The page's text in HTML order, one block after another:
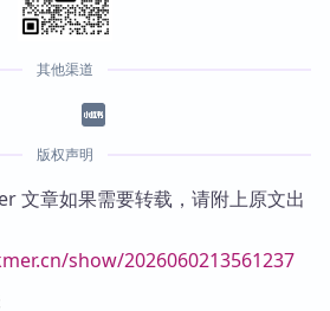
其他渠道
版权声明
文章如果需要转载，请附上原文出
show/2026060213561237